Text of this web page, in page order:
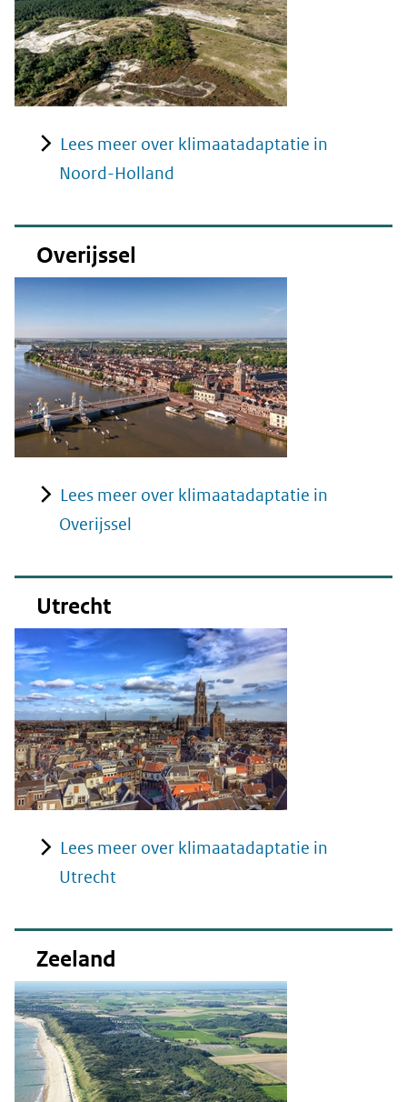
Lees meer over klimaatadaptatie in
Noord-Holland
Overijssel
Lees meer over klimaatadaptatie in
Overijssel
Utrecht
Lees meer over klimaatadaptatie in
Utrecht
Zeeland